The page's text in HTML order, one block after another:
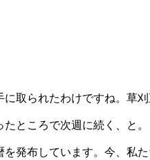
取られたわけですね。草刈
ところで次週に続く、と。
発布しています。今、私た